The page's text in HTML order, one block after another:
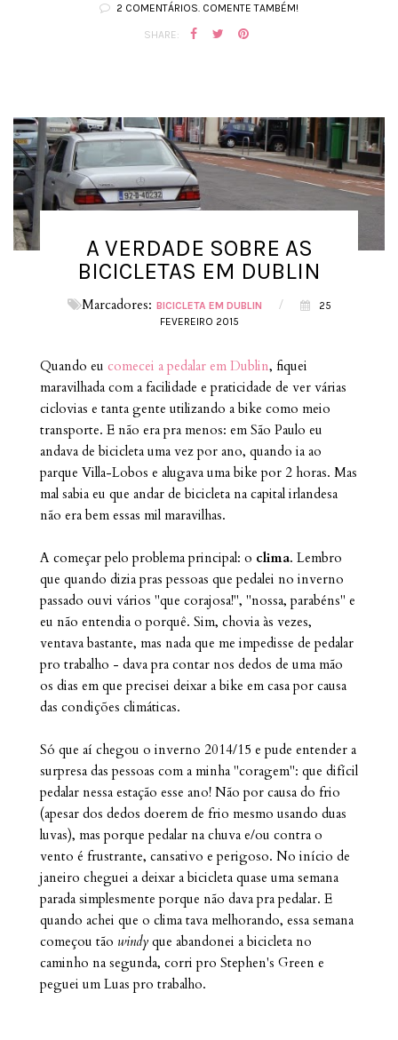
2 COMENTÁRIOS. COMENTE TAMBÉM!
SHARE:
A VERDADE SOBRE AS
BICICLETAS EM DUBLIN
Marcadores: BICICLETA EM DUBLIN /
25
FEVEREIRO 2015
Quando eu comecei a pedalar em Dublin, fiquei
maravilhada com a facilidade e praticidade de ver várias
ciclovias e tanta gente utilizando a bike como meio
transporte. E não era pra menos: em São Paulo eu
andava de bicicleta uma vez por ano, quando ia ao
parque Villa-Lobos e alugava uma bike por 2 horas. Mas
mal sabia eu que andar de bicicleta na capital irlandesa
não era bem essas mil maravilhas.
A começar pelo problema principal: o clima. Lembro
que quando dizia pras pessoas que pedalei no inverno
passado ouvi vários "que corajosa!", "nossa, parabéns" e
eu não entendia o porquê. Sim, chovia às vezes,
ventava bastante, mas nada que me impedisse de pedalar
pro trabalho - dava pra contar nos dedos de uma mão
os dias em que precisei deixar a bike em casa por causa
das condições climáticas.
Só que aí chegou o inverno 2014/15 e pude entender a
surpresa das pessoas com a minha "coragem": que difícil
pedalar nessa estação esse ano! Não por causa do frio
(apesar dos dedos doerem de frio mesmo usando duas
luvas), mas porque pedalar na chuva e/ou contra o
vento é frustrante, cansativo e perigoso. No início de
janeiro cheguei a deixar a bicicleta quase uma semana
parada simplesmente porque não dava pra pedalar. E
quando achei que o clima tava melhorando, essa semana
começou tão windy que abandonei a bicicleta no
caminho na segunda, corri pro Stephen's Green e
peguei um Luas pro trabalho.